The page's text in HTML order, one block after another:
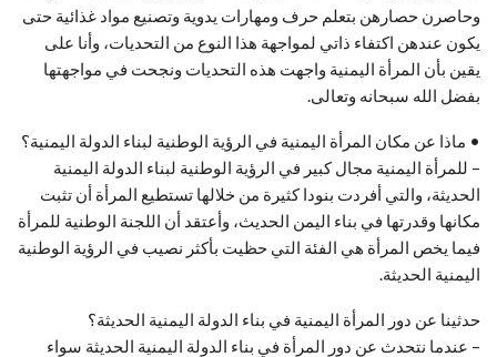
وحاصرن حصارهن بتعلم حرف ومهارات يدوية وتصنيع مواد غذائية حتى
يكون عندهن اكتفاء ذاتي لمواجهة هذا النوع من التحديات، وأنا على
يقين بأن المرأة اليمنية واجهت هذه التحديات ونجحت في مواجهتها
بفضل الله سبحانه وتعالى.
• ماذا عن مكان المرأة اليمنية في الرؤية الوطنية لبناء الدولة اليمنية؟
– للمرأة اليمنية مجال كبير في الرؤية الوطنية لبناء الدولة اليمنية
الحديثة، والتي أفردت بنودا كثيرة من خلالها تستطيع المرأة أن تثبت
مكانها وقدرتها في بناء اليمن الحديث، وأعتقد أن اللجنة الوطنية للمرأة
فيما يخص المرأة هي الفئة التي حظيت بأكثر نصيب في الرؤية الوطنية
اليمنية الحديثة.
حدثينا عن دور المرأة اليمنية في بناء الدولة اليمنية الحديثة؟
– عندما نتحدث عن دور المرأة في بناء الدولة اليمنية الحديثة سواء